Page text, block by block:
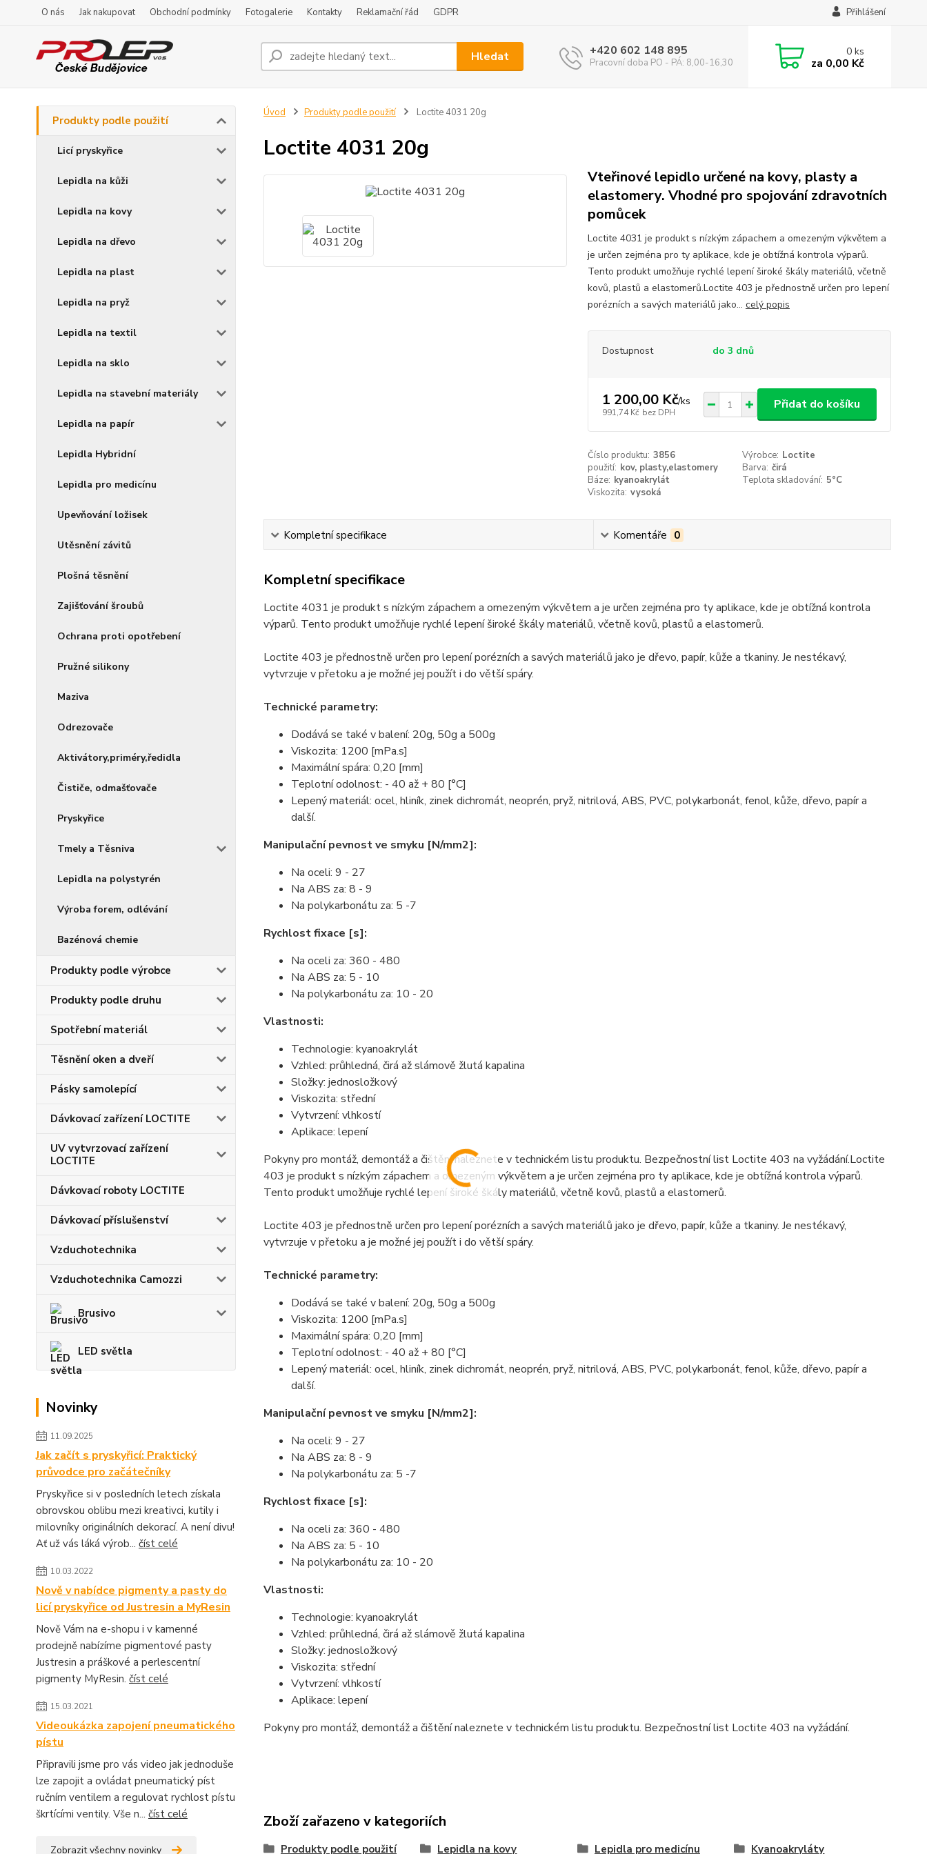
O nás Jak nakupovat Obchodní podmínky Fotogalerie Kontakty Reklamační řád GDPR Přihlášení
Hledat +420 602 148 895
Pracovní doba PO - PÁ: 8,00-16,30
0ks
za 0,00 Kč
Produkty podle použití
Licí pryskyřice
Lepidla na kůži
Lepidla na kovy
Lepidla na dřevo
Lepidla na plast
Lepidla na pryž
Lepidla na textil
Lepidla na sklo
Lepidla na stavební materiály
Lepidla na papír
Lepidla Hybridní
Lepidla pro medicínu
Upevňování ložisek
Utěsnění závitů
Plošná těsnění
Zajišťování šroubů
Ochrana proti opotřebení
Pružné silikony
Maziva
Odrezovače
Aktivátory,priméry,ředidla
Čističe, odmašťovače
Pryskyřice
Tmely a Těsniva
Lepidla na polystyrén
Výroba forem, odlévání
Bazénová chemie
Produkty podle výrobce
Produkty podle druhu
Spotřební materiál
Těsnění oken a dveří
Pásky samolepící
Dávkovací zařízení LOCTITE
UV vytvrzovací zařízení
LOCTITE
Dávkovací roboty LOCTITE
Dávkovací příslušenství
Vzduchotechnika
Vzduchotechnika Camozzi
Brusivo
LED světla
Novinky
11.09.2025
Jak začít s pryskyřicí: Praktický
průvodce pro začátečníky
Pryskyřice si v posledních letech získala
obrovskou oblibu mezi kreativci, kutily i
milovníky originálních dekorací. A není divu!
Ať už vás láká výrob... číst celé
10.03.2022
Nově v nabídce pigmenty a pasty do
licí pryskyřice od Justresin a MyResin
Nově Vám na e-shopu i v kamenné
prodejně nabízíme pigmentové pasty
Justresin a práškové a perlescentní
pigmenty MyResin. číst celé
15.03.2021
Videoukázka zapojení pneumatického
pístu
Připravili jsme pro vás video jak jednoduše
lze zapojit a ovládat pneumatický píst
ručním ventilem a regulovat rychlost pístu
škrtícími ventily. Vše n... číst celé
Zobrazit všechny novinky
Úvod Produkty podle použití Loctite 4031 20g
Loctite 4031 20g
Vteřinové lepidlo určené na kovy, plasty a
elastomery. Vhodné pro spojování zdravotních
pomůcek
Loctite 4031 je produkt s nízkým zápachem a omezeným výkvětem a
je určen zejména pro ty aplikace, kde je obtížná kontrola výparů.
Tento produkt umožňuje rychlé lepení široké škály materiálů, včetně
kovů, plastů a elastomerů.Loctite 403 je přednostně určen pro lepení
porézních a savých materiálů jako... celý popis
Dostupnost do 3 dnů
1 200,00 Kč/ks
991,74 Kč bez DPH
Přidat do košíku
Číslo produktu: 3856 Výrobce: Loctite
použití: kov, plasty,elastomery Barva: čirá
Báze: kyanoakrylát Teplota skladování: 5°C
Viskozita: vysoká
Kompletní specifikace Komentáře 0
Kompletní specifikace
Loctite 4031 je produkt s nízkým zápachem a omezeným výkvětem a je určen zejména pro ty aplikace, kde je obtížná kontrola
výparů. Tento produkt umožňuje rychlé lepení široké škály materiálů, včetně kovů, plastů a elastomerů.
Loctite 403 je přednostně určen pro lepení porézních a savých materiálů jako je dřevo, papír, kůže a tkaniny. Je nestékavý,
vytvrzuje v přetoku a je možné jej použít i do větší spáry.
Technické parametry:
Dodává se také v balení: 20g, 50g a 500g
Viskozita: 1200 [mPa.s]
Maximální spára: 0,20 [mm]
Teplotní odolnost: - 40 až + 80 [°C]
Lepený materiál: ocel, hliník, zinek dichromát, neoprén, pryž, nitrilová, ABS, PVC, polykarbonát, fenol, kůže, dřevo, papír a
další.
Manipulační pevnost ve smyku [N/mm2]:
Na oceli: 9 - 27
Na ABS za: 8 - 9
Na polykarbonátu za: 5 -7
Rychlost fixace [s]:
Na oceli za: 360 - 480
Na ABS za: 5 - 10
Na polykarbonátu za: 10 - 20
Vlastnosti:
Technologie: kyanoakrylát
Vzhled: průhledná, čirá až slámově žlutá kapalina
Složky: jednosložkový
Viskozita: střední
Vytvrzení: vlhkostí
Aplikace: lepení
Pokyny pro montáž, demontáž a čištění naleznete v technickém listu produktu. Bezpečnostní list Loctite 403 na vyžádání.Loctite
403 je produkt s nízkým zápachem a omezeným výkvětem a je určen zejména pro ty aplikace, kde je obtížná kontrola výparů.
Tento produkt umožňuje rychlé lepení široké škály materiálů, včetně kovů, plastů a elastomerů.
Loctite 403 je přednostně určen pro lepení porézních a savých materiálů jako je dřevo, papír, kůže a tkaniny. Je nestékavý,
vytvrzuje v přetoku a je možné jej použít i do větší spáry.
Technické parametry:
Dodává se také v balení: 20g, 50g a 500g
Viskozita: 1200 [mPa.s]
Maximální spára: 0,20 [mm]
Teplotní odolnost: - 40 až + 80 [°C]
Lepený materiál: ocel, hliník, zinek dichromát, neoprén, pryž, nitrilová, ABS, PVC, polykarbonát, fenol, kůže, dřevo, papír a
další.
Manipulační pevnost ve smyku [N/mm2]:
Na oceli: 9 - 27
Na ABS za: 8 - 9
Na polykarbonátu za: 5 -7
Rychlost fixace [s]:
Na oceli za: 360 - 480
Na ABS za: 5 - 10
Na polykarbonátu za: 10 - 20
Vlastnosti:
Technologie: kyanoakrylát
Vzhled: průhledná, čirá až slámově žlutá kapalina
Složky: jednosložkový
Viskozita: střední
Vytvrzení: vlhkostí
Aplikace: lepení
Pokyny pro montáž, demontáž a čištění naleznete v technickém listu produktu. Bezpečnostní list Loctite 403 na vyžádání.
Zboží zařazeno v kategoriích
Produkty podle použití Lepidla na kovy Lepidla pro medicínu
Kyanoakryláty